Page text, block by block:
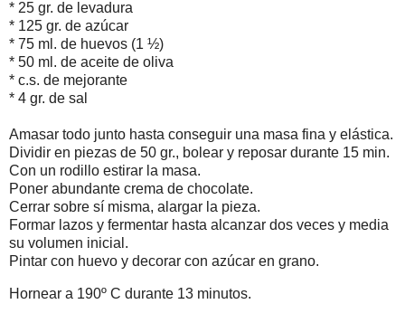
* 25 gr. de levadura
* 125 gr. de azúcar
* 75 ml. de huevos (1 ½)
* 50 ml. de aceite de oliva
* c.s. de mejorante
* 4 gr. de sal
Amasar todo junto hasta conseguir una masa fina y elástica.
Dividir en piezas de 50 gr., bolear y reposar durante 15 min.
Con un rodillo estirar la masa.
Poner abundante crema de chocolate.
Cerrar sobre sí misma, alargar la pieza.
Formar lazos y fermentar hasta alcanzar dos veces y media
su volumen inicial.
Pintar con huevo y decorar con azúcar en grano.
Hornear a 190º C durante 13 minutos.